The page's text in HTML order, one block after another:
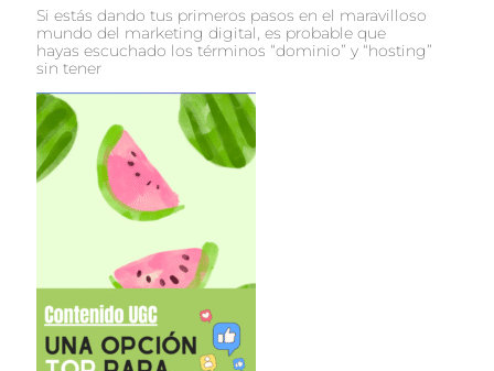
Si estás dando tus primeros pasos en el maravilloso
mundo del marketing digital, es probable que
hayas escuchado los términos “dominio” y “hosting”
sin tener